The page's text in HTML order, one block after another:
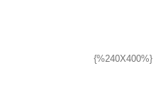
{%240X400%}